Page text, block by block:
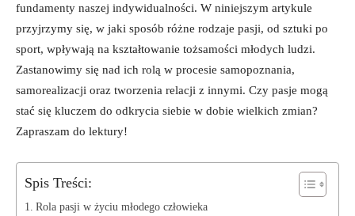
fundamenty​ naszej indywidualności.‌ W niniejszym artykule
⁣przyjrzymy się,⁤ w ‌jaki sposób różne rodzaje pasji, ​od sztuki ‌po
sport, wpływają na kształtowanie tożsamości⁤ młodych​ ludzi.
Zastanowimy się nad ich rolą w procesie ‍samopoznania,
samorealizacji oraz tworzenia relacji z innymi.​ Czy pasje mogą
stać się kluczem ​do odkrycia​ siebie w dobie ‍wielkich ⁣zmian?
Zapraszam⁤ do lektury!
Spis Treści:
Rola pasji‌ w życiu młodego człowieka